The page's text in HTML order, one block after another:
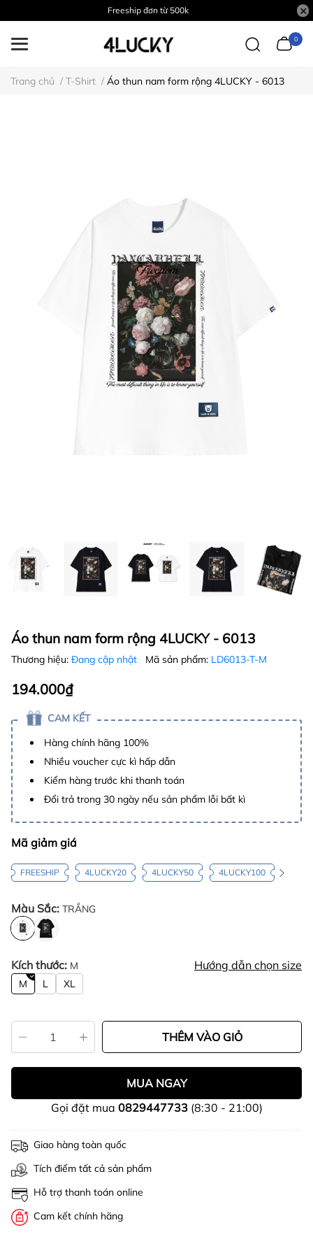
Freeship đơn từ 500k
0
Trang chủ / T-Shirt / Áo thun nam form rộng 4LUCKY - 6013
Áo thun nam form rộng 4LUCKY - 6013
Thương hiệu: Đang cập nhật Mã sản phẩm: LD6013-T-M
194.000₫
CAM KẾT
Hàng chính hãng 100%
Nhiều voucher cực kì hấp dẫn
Kiểm hàng trước khi thanh toán
Đổi trả trong 30 ngày nếu sản phẩm lỗi bất kì
Mã giảm giá
FREESHIP 4LUCKY20 4LUCKY50 4LUCKY100
Màu Sắc: TRẮNG
Kích thước: M Hướng dẫn chọn size
M L XL
THÊM VÀO GIỎ
MUA NGAY
Gọi đặt mua 0829447733(8:30 - 21:00)
Giao hàng toàn quốc
Tích điểm tất cả sản phẩm
Hỗ trợ thanh toán online
Cam kết chính hãng